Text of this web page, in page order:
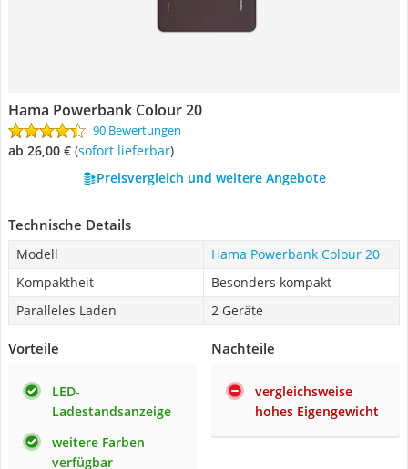
Hama Powerbank Colour 20
90 Bewertungen
ab 26,00 € ( Sofort lieferbar)
Preisvergleich und weitere Angebote
Technische Details
Modell
Hama Powerbank Colour 20
Kompaktheit
Besonders kompakt
Paralleles Laden
2 Geräte
Vorteile
LED-
Ladestandsanzeige
weitere Farben
verfügbar
Nachteile
vergleichsweise
hohes Eigengewicht